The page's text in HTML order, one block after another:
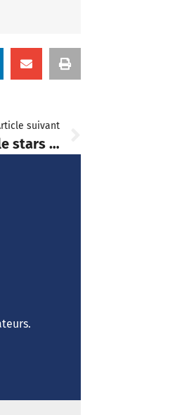
suivant
stars …